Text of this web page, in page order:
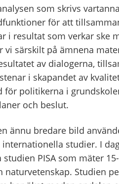
en som skrivs
för att
i resultat som verkar ske
vi särskilt på ämnena
av dialogerna,
i skapandet av
för politikerna i
och beslut.
ännu bredare bild
internationella studier. I
PISA som mäter
naturvetenskap. Studien